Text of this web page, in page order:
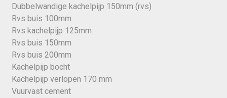
Dubbelwandige kachelpijp 150mm (rvs)
Rvs buis 100mm
Rvs kachelpijp 125mm
Rvs buis 150mm
Rvs buis 200mm
Kachelpijp bocht
Kachelpijp verlopen 170 mm
Vuurvast cement